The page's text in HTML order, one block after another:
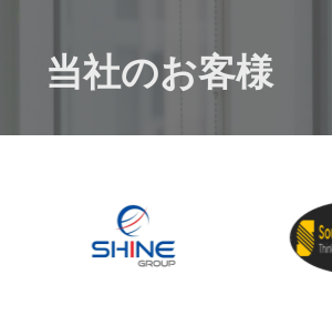
当社のお客様